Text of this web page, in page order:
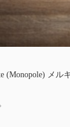
(Monopole) メル